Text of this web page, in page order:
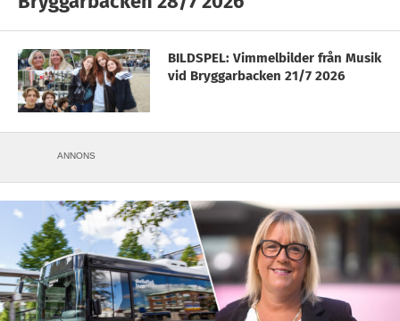
BILDSPEL: Vimmelbilder från Musik
vid Bryggarbacken 21/7 2026
ANNONS